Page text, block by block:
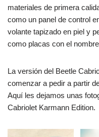
materiales de primera
como un panel de control
volante tapizado en piel y
como placas con el
La versión del Beetle
comenzar a pedir a partir
Aquí les dejamos unas
Cabriolet Karmann Edition.